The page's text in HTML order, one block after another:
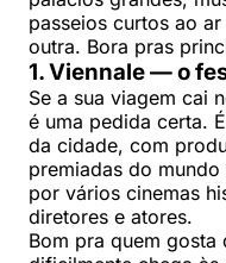
passeios curtos ao
outra. Bora pras
1. Viennale — o
Se a sua viagem cai
é uma pedida certa.
da cidade, com
premiadas do
por vários cinemas
diretores e atores.
Bom pra quem gosta